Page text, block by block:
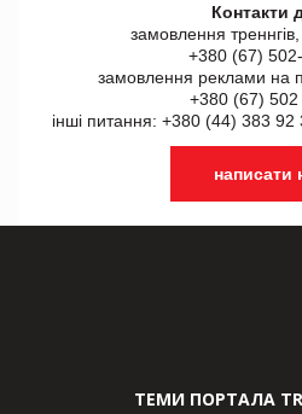
Контакти
замовлення
+380 (67)
замовлення реклами на
+380 (67) 502
інші питання: +380 (44) 383
написати
ТЕМИ ПОРТАЛА